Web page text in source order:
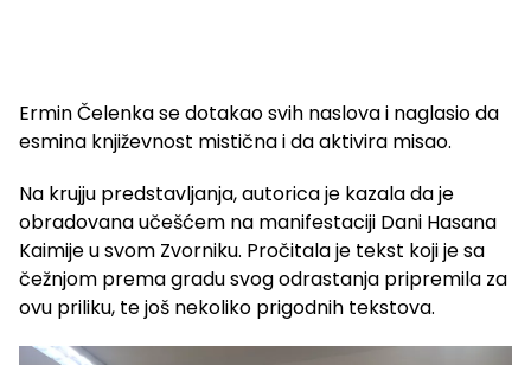
Ermin Čelenka se dotakao svih naslova i naglasio da
esmina književnost mistična i da aktivira misao.
Na krujju predstavljanja, autorica je kazala da je
obradovana učešćem na manifestaciji Dani Hasana
Kaimije u svom Zvorniku. Pročitala je tekst koji je sa
čežnjom prema gradu svog odrastanja pripremila za
ovu priliku, te još nekoliko prigodnih tekstova.